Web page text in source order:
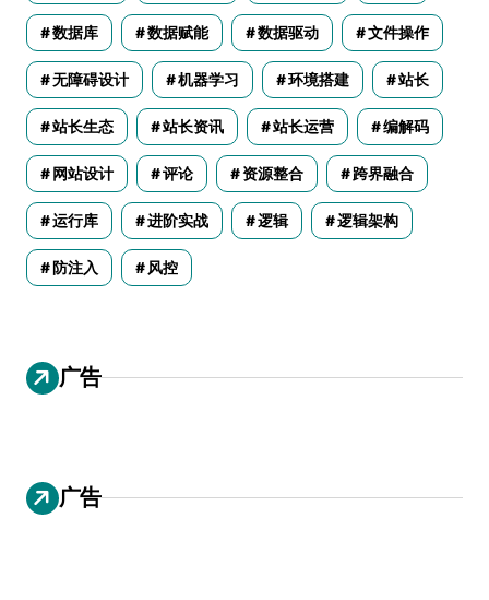
数据库 数据赋能 数据驱动 文件操作
无障碍设计 机器学习 环境搭建 站长
站长生态 站长资讯 站长运营 编解码
网站设计 评论 资源整合 跨界融合
运行库 进阶实战 逻辑 逻辑架构
防注入 风控
广告
广告